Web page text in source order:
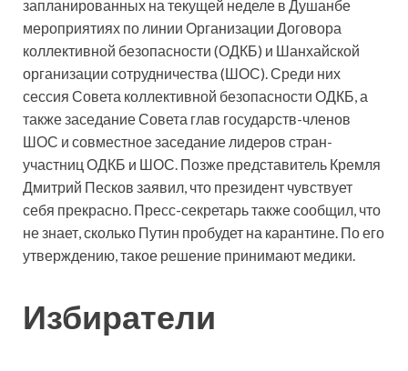
запланированных на текущей неделе в Душанбе
мероприятиях по линии Организации Договора
коллективной безопасности (ОДКБ) и Шанхайской
организации сотрудничества (ШОС). Среди них
сессия Совета коллективной безопасности ОДКБ, а
также заседание Совета глав государств-членов
ШОС и совместное заседание лидеров стран-
участниц ОДКБ и ШОС. Позже представитель Кремля
Дмитрий Песков заявил, что президент чувствует
себя прекрасно. Пресс-секретарь также сообщил, что
не знает, сколько Путин пробудет на карантине. По его
утверждению, такое решение принимают медики.
Избиратели